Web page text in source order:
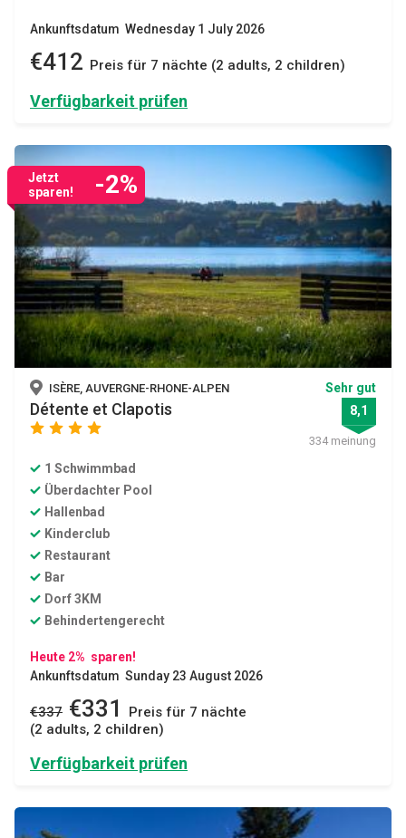
Ankunftsdatum Wednesday 1 July 2026
€412 Preis für 7 nächte (2 adults, 2 children)
Verfügbarkeit prüfen
Jetzt
sparen!
-2%
ISÈRE, AUVERGNE-RHONE-ALPEN
Détente et Clapotis
star star star
Sehr gut
8,1
334 meinung
1 Schwimmbad
Überdachter Pool
Hallenbad
Kinderclub
Restaurant
Bar
Dorf 3KM
Behindertengerecht
Heute 2% sparen!
Ankunftsdatum Sunday 23 August 2026
€337 €331
Preis für 7 nächte
(2 adults, 2 children)
Verfügbarkeit prüfen